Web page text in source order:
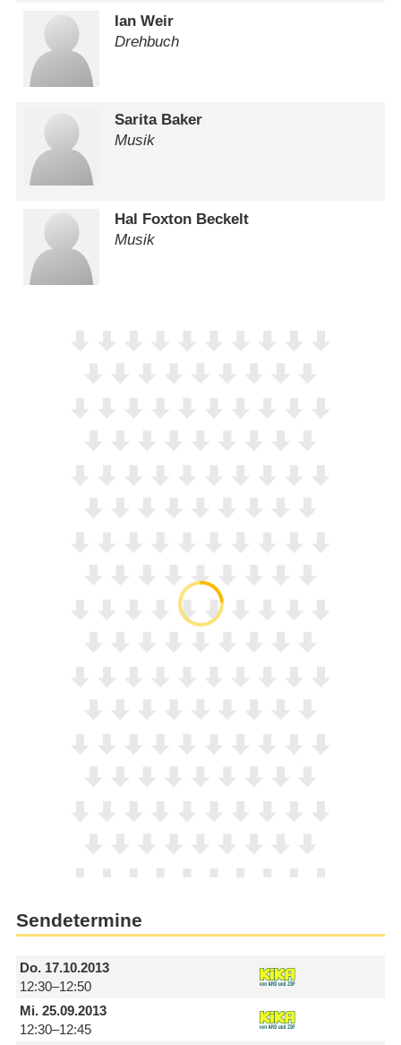
Ian Weir
Drehbuch
Sarita Baker
Musik
Hal Foxton Beckelt
Musik
Sendetermine
Do.17.10.2013
12:30–12:50
Mi.25.09.2013
12:30–12:45